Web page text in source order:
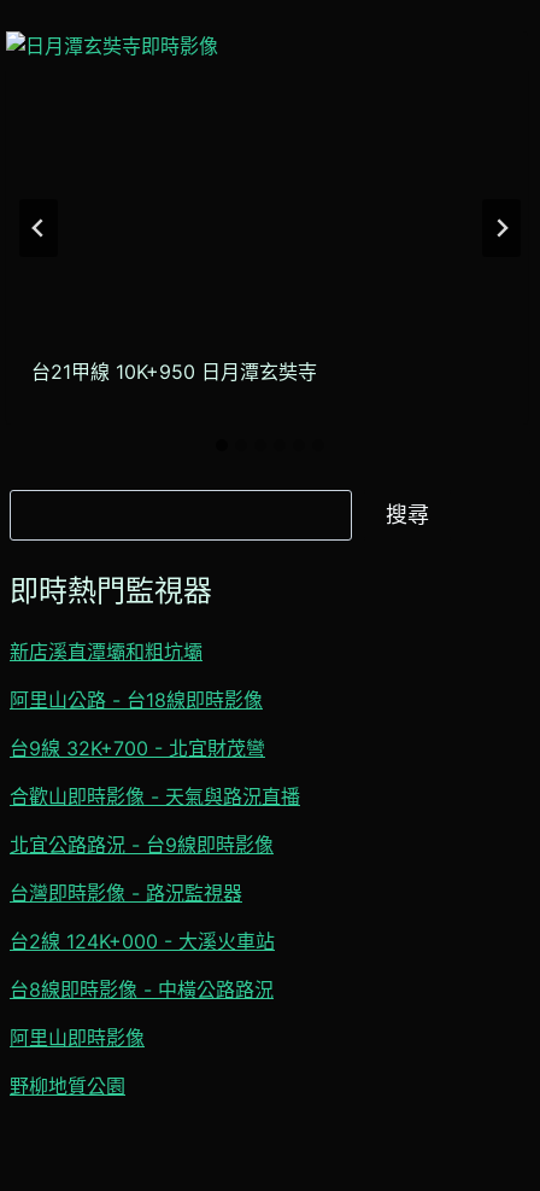
台21甲線 10K+950 日月潭玄奘寺
尋
搜尋
即時熱門監視器
新店溪直潭壩和粗坑壩
阿里山公路 - 台18線即時影像
台9線 32K+700 - 北宜財茂彎
合歡山即時影像 - 天氣與路況直播
北宜公路路況 - 台9線即時影像
台灣即時影像 - 路況監視器
台2線 124K+000 - 大溪火車站
台8線即時影像 - 中橫公路路況
阿里山即時影像
野柳地質公園